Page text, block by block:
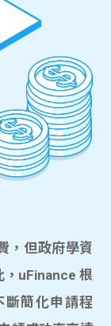
，但政府學資
，uFinance 根
簡化申請程